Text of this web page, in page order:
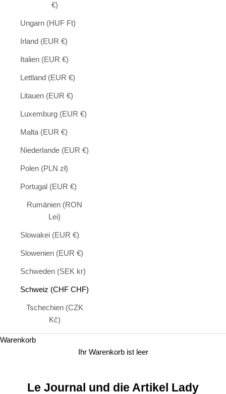
€)
Ungarn (HUF Ft)
Irland (EUR €)
Italien (EUR €)
Lettland (EUR €)
Litauen (EUR €)
Luxemburg (EUR €)
Malta (EUR €)
Niederlande (EUR €)
Polen (PLN zł)
Portugal (EUR €)
Rumänien (RON
Lei)
Slowakei (EUR €)
Slowenien (EUR €)
Schweden (SEK kr)
Schweiz (CHF CHF)
Tschechien (CZK
Kč)
Warenkorb
Ihr Warenkorb ist leer
Le Journal und die Artikel Lady